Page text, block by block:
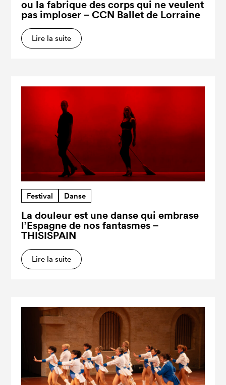
ou la fabrique des corps qui ne veulent
pas imploser – CCN Ballet de Lorraine
Lire la suite
Festival Danse
La douleur est une danse qui embrase
l’Espagne de nos fantasmes –
THISISPAIN
Lire la suite